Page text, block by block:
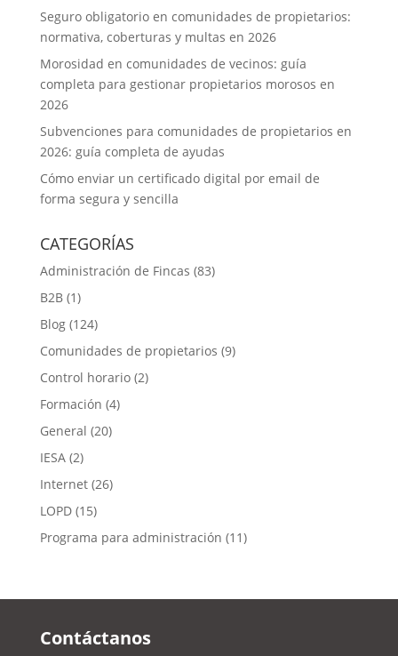
Seguro obligatorio en comunidades de propietarios:
normativa, coberturas y multas en 2026
Morosidad en comunidades de vecinos: guía
completa para gestionar propietarios morosos en
2026
Subvenciones para comunidades de propietarios en
2026: guía completa de ayudas
Cómo enviar un certificado digital por email de
forma segura y sencilla
CATEGORÍAS
Administración de Fincas (83)
B2B(1)
Blog(124)
Comunidades de propietarios (9)
Control horario(2)
Formación (4)
General (20)
IESA(2)
Internet(26)
LOPD(15)
Programa para administración (11)
Contáctanos